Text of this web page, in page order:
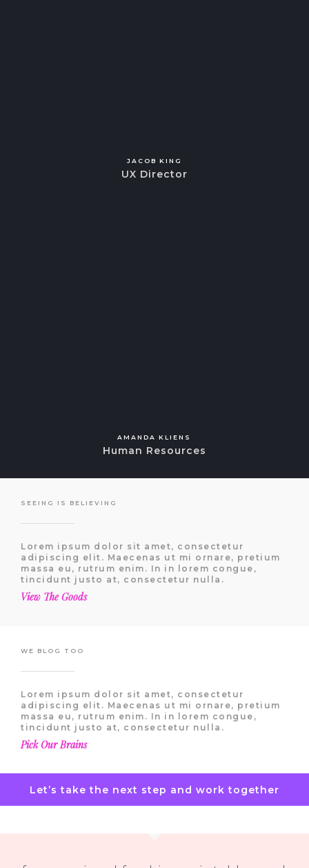
JACOB KING
UX Director
AMANDA KLIENS
Human Resources
SEEING IS BELIEVING
Lorem ipsum dolor sit amet, consectetur
adipiscing elit. Maecenas ut mi ornare, pretium
massa eu, rutrum enim. In in lorem congue,
tincidunt justo at, consectetur nulla.
View The Goods
WE BLOG TOO
Lorem ipsum dolor sit amet, consectetur
adipiscing elit. Maecenas ut mi ornare, pretium
massa eu, rutrum enim. In in lorem congue,
tincidunt justo at, consectetur nulla.
Pick Our Brains
Let’s take the next step and work together